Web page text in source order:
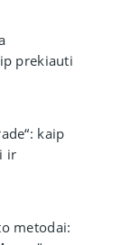
prekiauti
kaip
ir
metodai: